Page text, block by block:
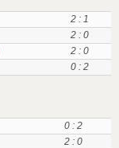
2 : 1
2 : 0
2 : 0
0 : 2
0 : 2
2 : 0